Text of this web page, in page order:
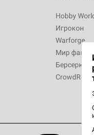
Hobby
Игрокон
Warforge
Мир
Берсерк